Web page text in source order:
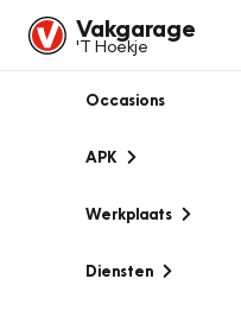
Vakgarage
'T Hoekje
Occasions
APK
Werkplaats
Diensten